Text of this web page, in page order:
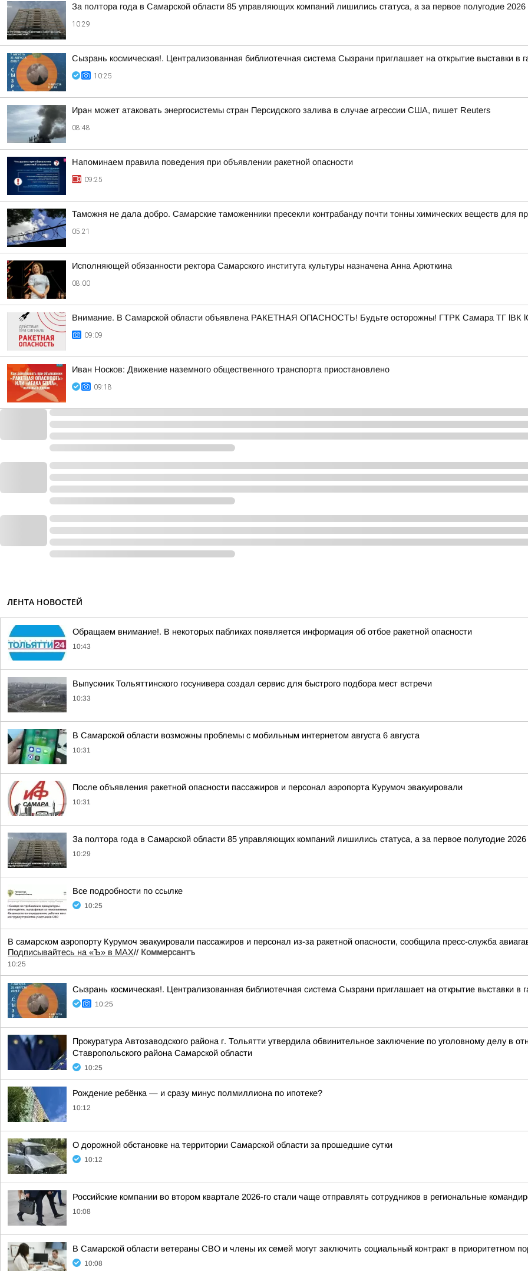
За полтора года в Самарской области 85 управляющих компаний лишились статуса, а за первое полугодие
10:29
Сызрань космическая!. Централизованная библиотечная система Сызрани приглашает на открытие выставки в
10:25
Иран может атаковать энергосистемы стран Персидского залива в случае агрессии США, пишет Reuters
08:48
Напоминаем правила поведения при объявлении ракетной опасности
09:25
Таможня не дала добро. Самарские таможенники пресекли контрабанду почти тонны химических веществ для
05:21
Исполняющей обязанности ректора Самарского института культуры назначена Анна Арюткина
08:00
Внимание. В Самарской области объявлена РАКЕТНАЯ ОПАСНОСТЬ! Будьте осторожны! ГТРК Самара ТГ lВК
09:09
Иван Носков: Движение наземного общественного транспорта приостановлено
09:18
ЛЕНТА НОВОСТЕЙ
Обращаем внимание!. В некоторых пабликах появляется информация об отбое ракетной опасности
10:43
Выпускник Тольяттинского госунивера создал сервис для быстрого подбора мест встречи
10:33
В Самарской области возможны проблемы с мобильным интернетом августа 6 августа
10:31
После объявления ракетной опасности пассажиров и персонал аэропорта Курумоч эвакуировали
10:31
За полтора года в Самарской области 85 управляющих компаний лишились статуса, а за первое полугодие
10:29
Все подробности по ссылке
10:25
В самарском аэропорту Курумоч эвакуировали пассажиров и персонал из-за ракетной опасности, сообщила пресс-служба
Подписывайтесь на «Ъ» в MAX// Коммерсантъ
10:25
Сызрань космическая!. Централизованная библиотечная система Сызрани приглашает на открытие выставки в
10:25
Прокуратура Автозаводского района г. Тольятти утвердила обвинительное заключение по уголовному делу в
Ставропольского района Самарской области
10:25
Рождение ребёнка — и сразу минус полмиллиона по ипотеке?
10:12
О дорожной обстановке на территории Самарской области за прошедшие сутки
10:12
Российские компании во втором квартале 2026-го стали чаще отправлять сотрудников в региональные
10:08
В Самарской области ветераны СВО и члены их семей могут заключить социальный контракт в приоритетном
10:08